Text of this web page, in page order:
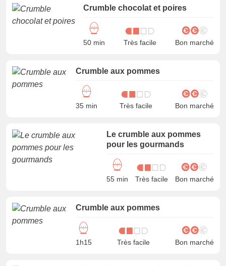
Crumble chocolat et poires
50 min Très facile Bon marché
Crumble aux pommes
35 min Très facile Bon marché
Le crumble aux pommes
pour les gourmands
55 min Très facile Bon marché
Crumble aux pommes
1h15 Très facile Bon marché